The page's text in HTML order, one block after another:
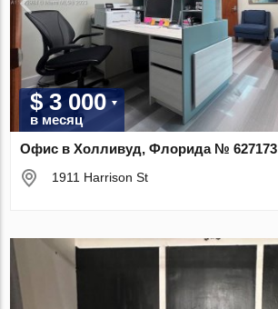
$ 3 000
в месяц
Офис в Холливуд, Флорида № 627173
1911 Harrison St